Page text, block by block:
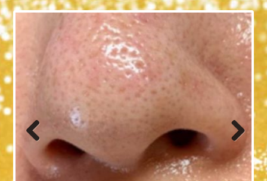
us
Next